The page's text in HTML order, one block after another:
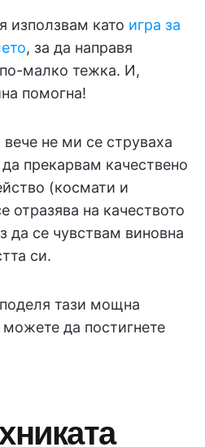
използвам като игра за
, за да направя
по-малко тежка. И,
помогна!
не ми се струваха
прекарвам качествено
(космати и
отразява на качеството
да се чувствам виновна
си.
тази мощна
можете да постигнете